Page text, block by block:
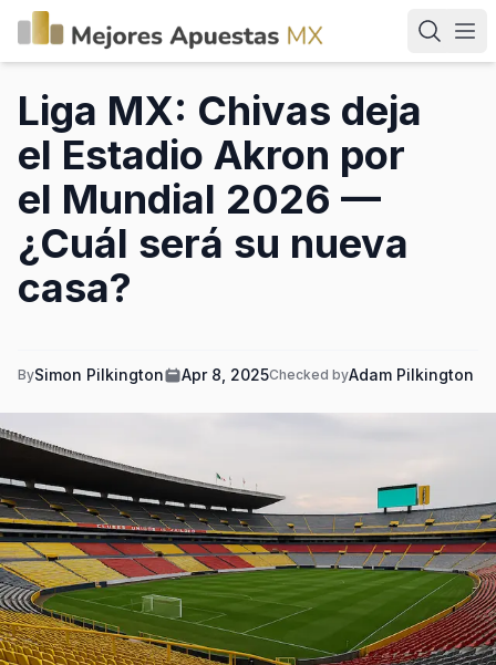
Liga MX: Chivas deja
el Estadio Akron por
el Mundial 2026 —
¿Cuál será su nueva
casa?
BySimon Pilkington Apr 8, 2025Checked byAdam Pilkington